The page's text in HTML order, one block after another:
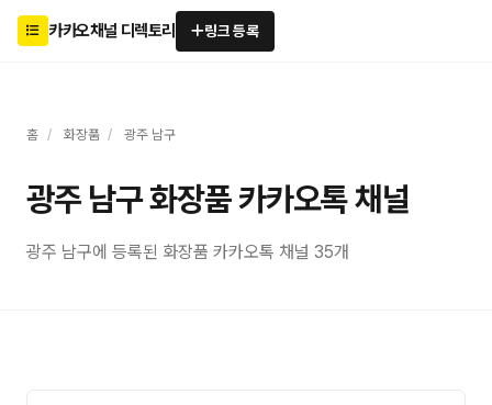
카카오채널 디렉토리 링크 등록
홈 / 화장품 / 광주 남구
광주 남구 화장품 카카오톡 채널
광주 남구에 등록된 화장품 카카오톡 채널 35개